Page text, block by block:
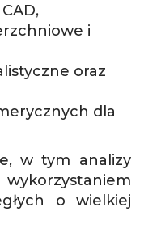
i
oraz
dla
w tym analizy
o wielkiej